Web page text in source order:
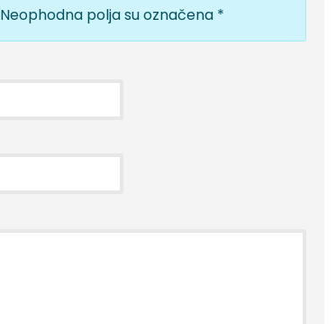
Neophodna polja su označena *